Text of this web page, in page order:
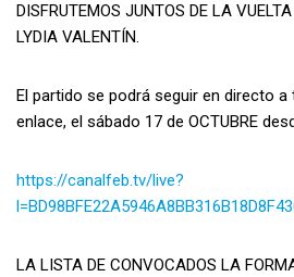
DISFRUTEMOS JUNTOS DE LA
LYDIA VALENTÍN.
El partido se podrá seguir en directo a
enlace, el sábado 17 de OCTUBRE
https://canalfeb.tv/live?
LA LISTA DE CONVOCADOS LA